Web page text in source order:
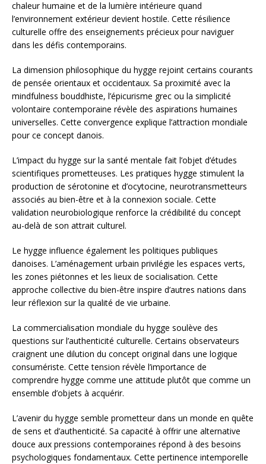
chaleur humaine et de la lumière intérieure quand
l’environnement extérieur devient hostile. Cette résilience
culturelle offre des enseignements précieux pour naviguer
dans les défis contemporains.
La dimension philosophique du hygge rejoint certains courants
de pensée orientaux et occidentaux. Sa proximité avec la
mindfulness bouddhiste, l’épicurisme grec ou la simplicité
volontaire contemporaine révèle des aspirations humaines
universelles. Cette convergence explique l’attraction mondiale
pour ce concept danois.
L’impact du hygge sur la santé mentale fait l’objet d’études
scientifiques prometteuses. Les pratiques hygge stimulent la
production de sérotonine et d’ocytocine, neurotransmetteurs
associés au bien-être et à la connexion sociale. Cette
validation neurobiologique renforce la crédibilité du concept
au-delà de son attrait culturel.
Le hygge influence également les politiques publiques
danoises. L’aménagement urbain privilégie les espaces verts,
les zones piétonnes et les lieux de socialisation. Cette
approche collective du bien-être inspire d’autres nations dans
leur réflexion sur la qualité de vie urbaine.
La commercialisation mondiale du hygge soulève des
questions sur l’authenticité culturelle. Certains observateurs
craignent une dilution du concept original dans une logique
consumériste. Cette tension révèle l’importance de
comprendre hygge comme une attitude plutôt que comme un
ensemble d’objets à acquérir.
L’avenir du hygge semble prometteur dans un monde en quête
de sens et d’authenticité. Sa capacité à offrir une alternative
douce aux pressions contemporaines répond à des besoins
psychologiques fondamentaux. Cette pertinence intemporelle